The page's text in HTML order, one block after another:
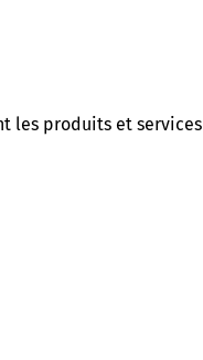
les produits et services